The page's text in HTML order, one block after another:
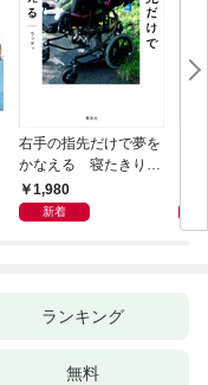
右手の指先だけで夢を
かなえる 寝たきり系
男子ウッディの日々
1,980
新着
ランキング
無料